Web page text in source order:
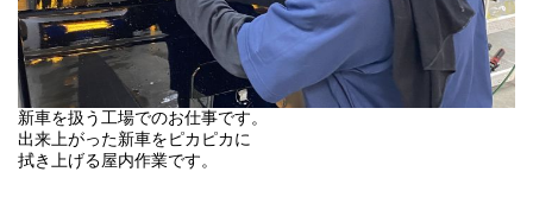
新車を扱う工場でのお仕事です。
出来上がった新車をピカピカに
拭き上げる屋内作業です。